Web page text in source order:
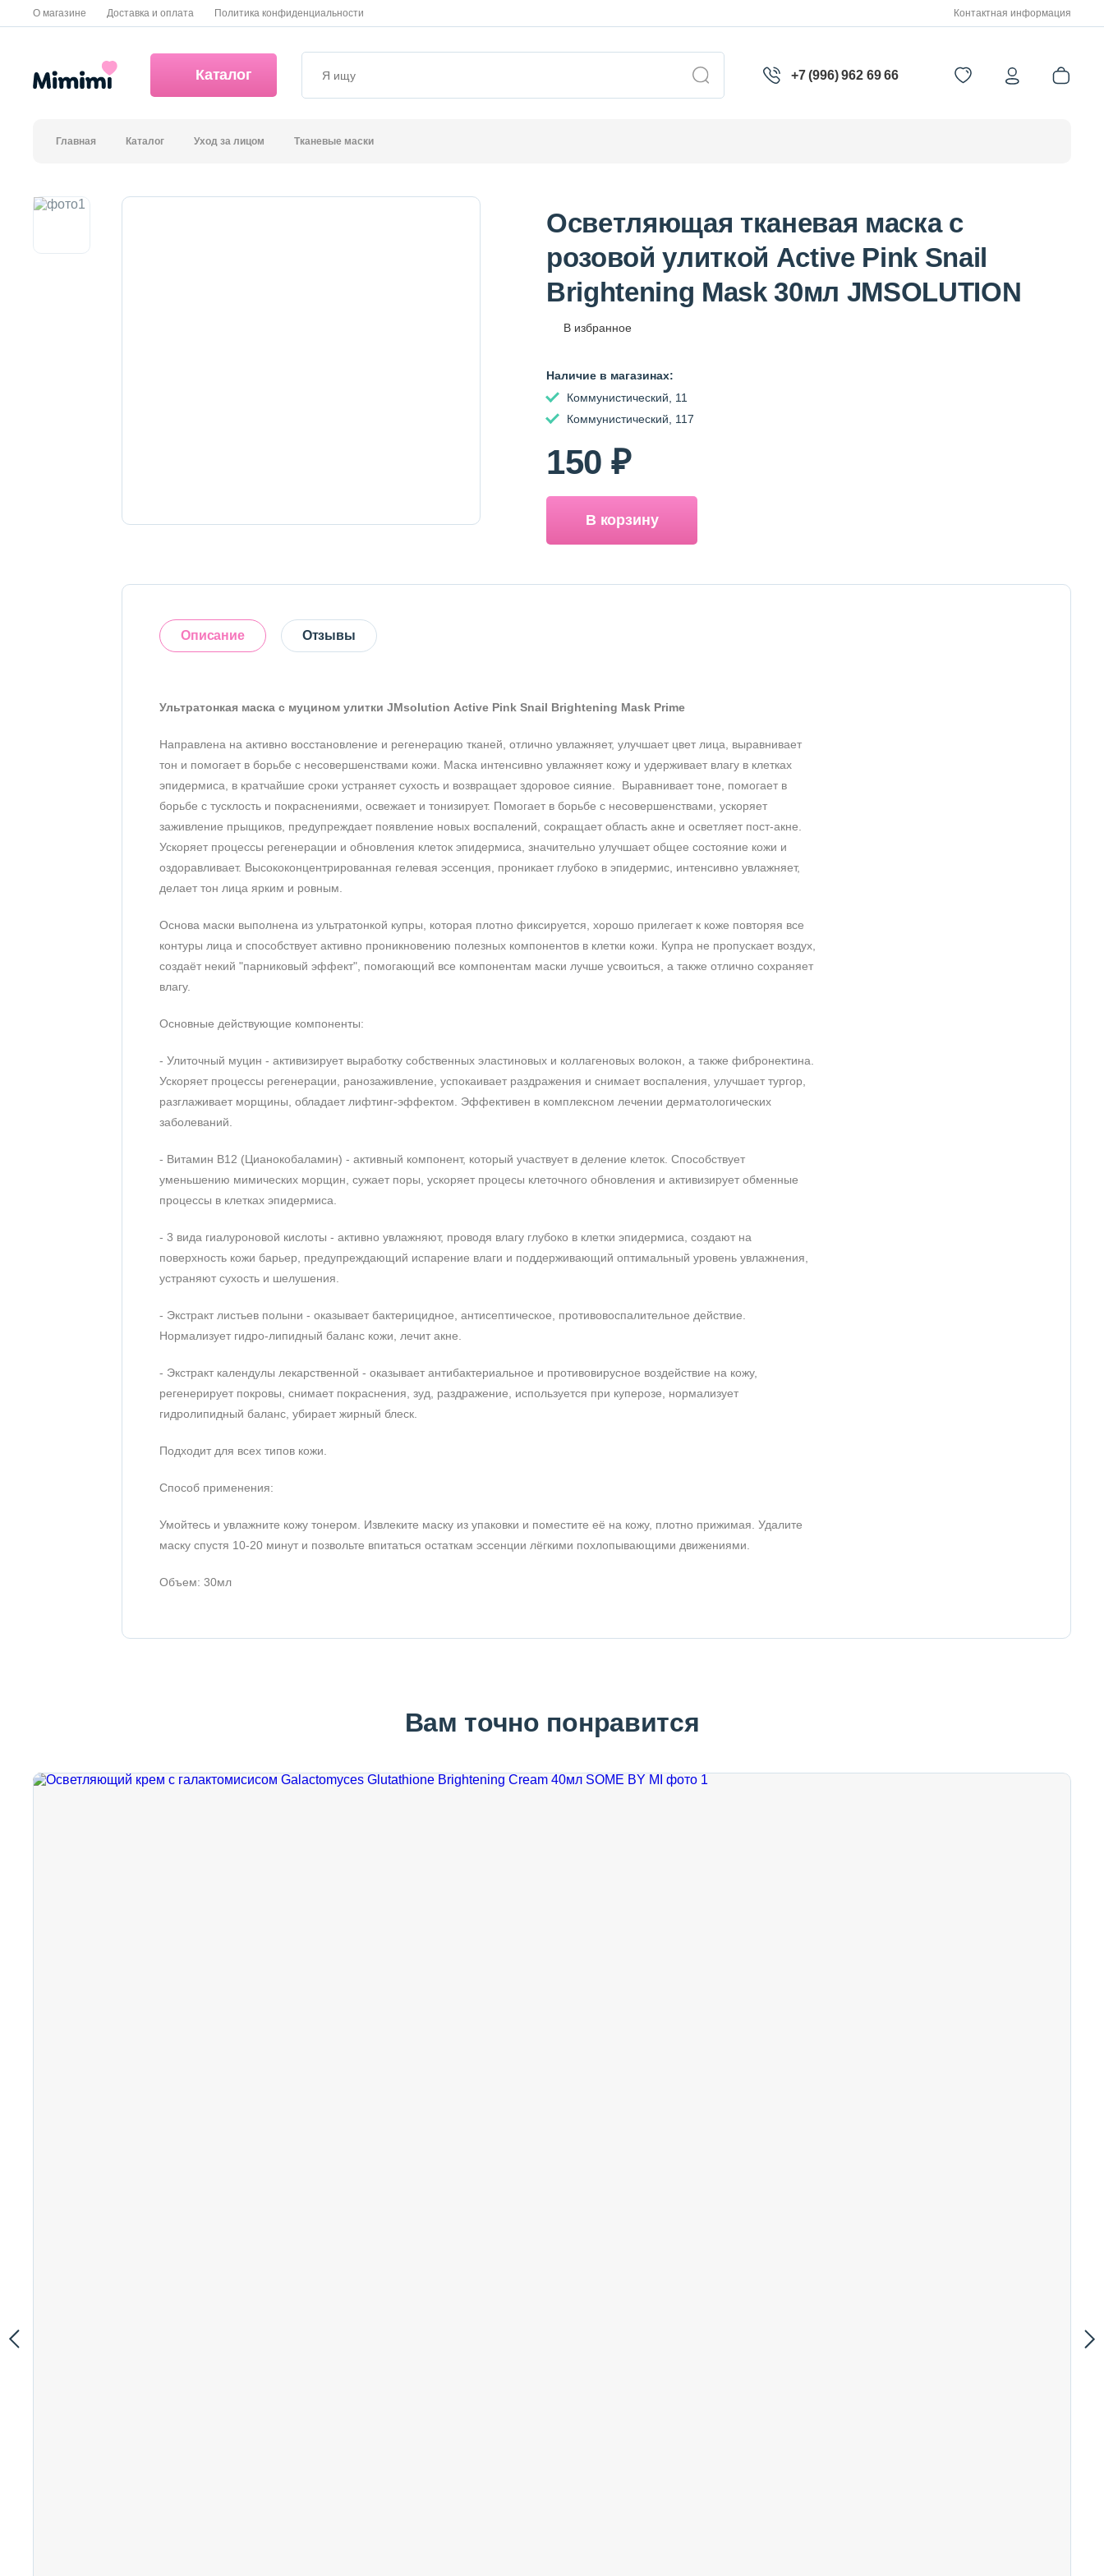
О магазине Доставка и оплата Политика конфиденциальности Контактная информация
Каталог +7 (996) 962 69 66
Главная Каталог Уход за лицом Тканевые маски
Осветляющая тканевая маска с
розовой улиткой Active Pink Snail
Brightening Mask 30мл JMSOLUTION
В избранное
Наличие в магазинах:
Коммунистический, 11
Коммунистический, 117
150 ₽
В корзину
Описание Отзывы
Ультратонкая маска с муцином улитки JMsolution Active Pink Snail Brightening Mask Prime
Направлена на активно восстановление и регенерацию тканей, отлично увлажняет, улучшает цвет лица, выравнивает
тон и помогает в борьбе с несовершенствами кожи. Маска интенсивно увлажняет кожу и удерживает влагу в клетках
эпидермиса, в кратчайшие сроки устраняет сухость и возвращает здоровое сияние. Выравнивает тоне, помогает в
борьбе с тусклость и покраснениями, освежает и тонизирует. Помогает в борьбе с несовершенствами, ускоряет
заживление прыщиков, предупреждает появление новых воспалений, сокращает область акне и осветляет пост-акне.
Ускоряет процессы регенерации и обновления клеток эпидермиса, значительно улучшает общее состояние кожи и
оздоравливает. Высококонцентрированная гелевая эссенция, проникает глубоко в эпидермис, интенсивно увлажняет,
делает тон лица ярким и ровным.
Основа маски выполнена из ультратонкой купры, которая плотно фиксируется, хорошо прилегает к коже повторяя все
контуры лица и способствует активно проникновению полезных компонентов в клетки кожи. Купра не пропускает воздух,
создаёт некий "парниковый эффект", помогающий все компонентам маски лучше усвоиться, а также отлично сохраняет
влагу.
Основные действующие компоненты:
- Улиточный муцин - активизирует выработку собственных эластиновых и коллагеновых волокон, а также фибронектина.
Ускоряет процессы регенерации, ранозаживление, успокаивает раздражения и снимает воспаления, улучшает тургор,
разглаживает морщины, обладает лифтинг-эффектом. Эффективен в комплексном лечении дерматологических
заболеваний.
- Витамин В12 (Цианокобаламин) - активный компонент, который участвует в деление клеток. Способствует
уменьшению мимических морщин, сужает поры, ускоряет процесы клеточного обновления и активизирует обменные
процессы в клетках эпидермиса.
- 3 вида гиалуроновой кислоты - активно увлажняют, проводя влагу глубоко в клетки эпидермиса, создают на
поверхность кожи барьер, предупреждающий испарение влаги и поддерживающий оптимальный уровень увлажнения,
устраняют сухость и шелушения.
- Экстракт листьев полыни - оказывает бактерицидное, антисептическое, противовоспалительное действие.
Нормализует гидро-липидный баланс кожи, лечит акне.
- Экстракт календулы лекарственной - оказывает антибактериальное и противовирусное воздействие на кожу,
регенерирует покровы, снимает покраснения, зуд, раздражение, используется при куперозе, нормализует
гидролипидный баланс, убирает жирный блеск.
Подходит для всех типов кожи.
Способ применения:
Умойтесь и увлажните кожу тонером. Извлеките маску из упаковки и поместите её на кожу, плотно прижимая. Удалите
маску спустя 10-20 минут и позвольте впитаться остаткам эссенции лёгкими похлопывающими движениями.
Объем: 30мл
Оставить отзыв
Вам точно понравится